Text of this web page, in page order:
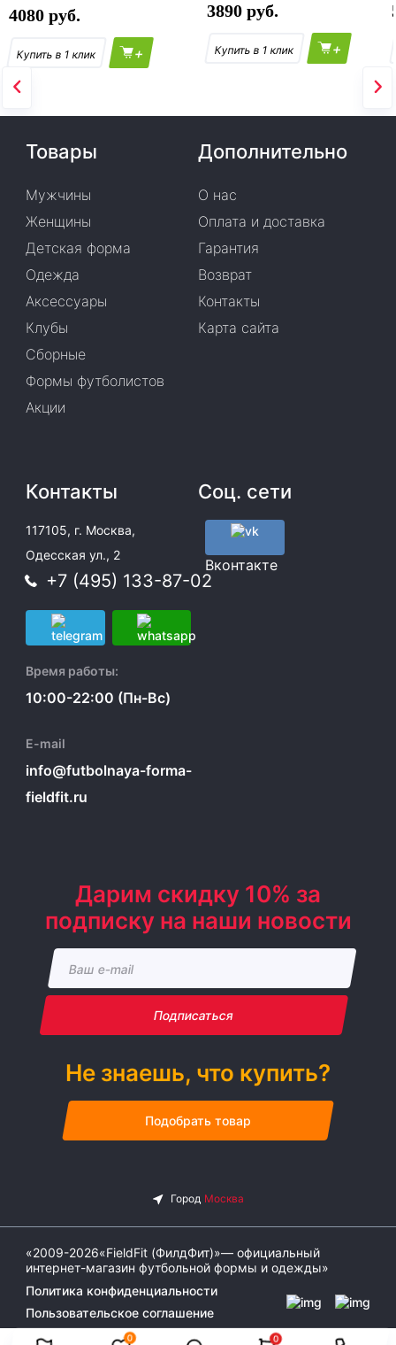
0 0
4080
+
3890
+
Товары
Мужчины
Женщины
Детская форма
Одежда
Аксессуары
Клубы
Сборные
Формы футболистов
Акции
Дополнительно
О нас
Оплата и доставка
Гарантия
Возврат
Контакты
Карта сайта
Контакты
117105, г. Москва,
Одесская ул., 2
+7 (495) 133-87-02
Время работы:
10:00-22:00 (Пн-Вс)
E-mail
info@futbolnaya-forma-
fieldfit.ru
Соц. сети
Вконтакте
Дарим скидку 10% за
подписку на наши новости
Подписаться
Не знаешь, что купить?
Подобрать товар
«2009-2026«FieldFit (ФилдФит)»— официальный
интернет-магазин футбольной формы и одежды»
Политика конфиденциальности
Пользовательское соглашение